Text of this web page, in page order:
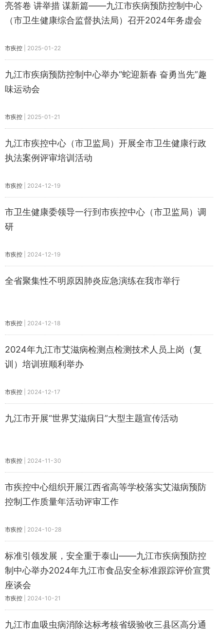
亮答卷 讲举措 谋新篇——九江市疾病预防控制中心
（市卫生健康综合监督执法局）召开2024年务虚会
市疾控 2025-01-22
九江市疾病预防控制中心举办“蛇迎新春 奋勇当先”趣
味运动会
市疾控 2025-01-21
九江市疾控中心（市卫监局）开展全市卫生健康行政
执法案例评审培训活动
市疾控 2024-12-19
市卫生健康委领导一行到市疾控中心（市卫监局）调
研
市疾控 2024-12-19
全省聚集性不明原因肺炎应急演练在我市举行
市疾控 2024-12-18
2024年九江市艾滋病检测点检测技术人员上岗（复
训）培训班顺利举办
市疾控 2024-12-17
九江市开展“世界艾滋病日”大型主题宣传活动
市疾控 2024-11-30
市疾控中心组织开展江西省高等学校落实艾滋病预防
控制工作质量年活动评审工作
市疾控 2024-10-28
标准引领发展，安全重于泰山——九江市疾病预防控
制中心举办2024年九江市食品安全标准跟踪评价宣贯
座谈会
市疾控 2024-10-21
九江市血吸虫病消除达标考核省级验收三县区高分通